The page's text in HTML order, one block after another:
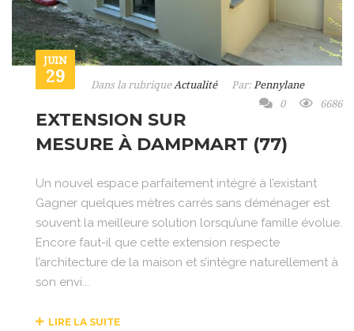
JUIN
29 Dans la rubriqueActualité Par: Pennylane
0
6686
EXTENSION SUR
MESURE À DAMPMART (77)
Un nouvel espace parfaitement intégré à l’existant
Gagner quelques mètres carrés sans déménager est
souvent la meilleure solution lorsqu’une famille évolue.
Encore faut-il que cette extension respecte
l’architecture de la maison et s’intègre naturellement à
son envi...
LIRE LA SUITE